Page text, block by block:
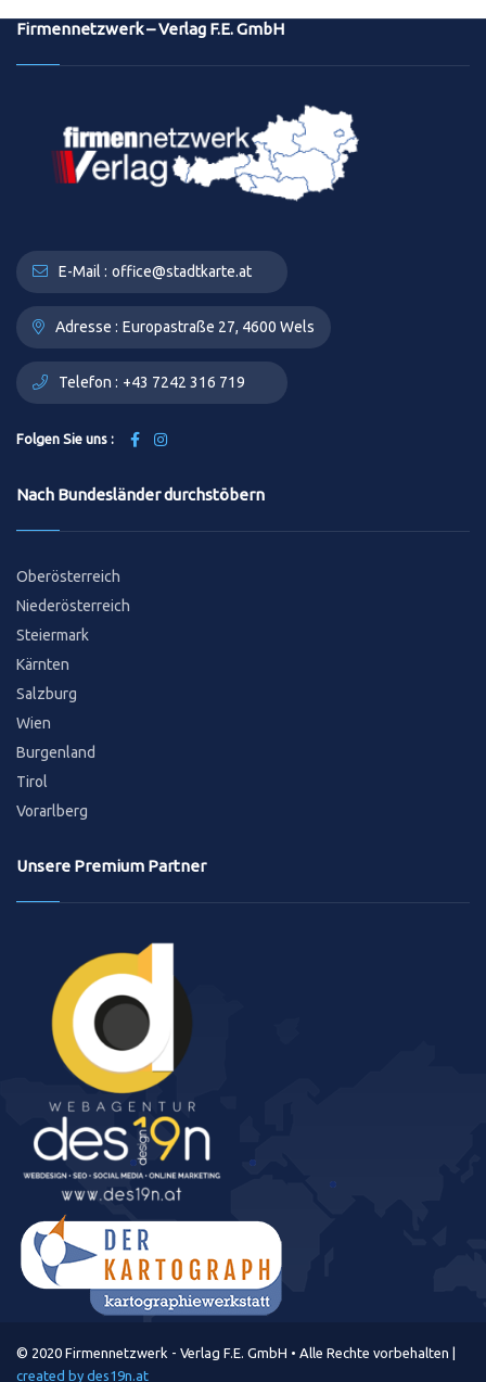
Firmennetzwerk – Verlag F.E. GmbH
E-Mail : office@stadtkarte.at
Adresse : Europastraße 27, 4600 Wels
Telefon : +43 7242 316 719
Folgen Sie uns :
Nach Bundesländer durchstöbern
Oberösterreich
Niederösterreich
Steiermark
Kärnten
Salzburg
Wien
Burgenland
Tirol
Vorarlberg
Unsere Premium Partner
© 2020 Firmennetzwerk - Verlag F.E. GmbH • Alle Rechte vorbehalten |
created by des19n.at